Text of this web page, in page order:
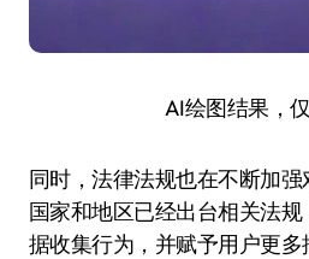
AI绘图结果，
同时，法律法规也在不断加
国家和地区已经出台相关法
据收集行为，并赋予用户更多